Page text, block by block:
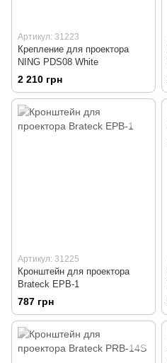
Артикул: 31223
Крепление для проектора
NING PDS08 White
2 210 грн
Артикул: 31225
Кронштейн для проектора
Brateck EPB-1
787 грн